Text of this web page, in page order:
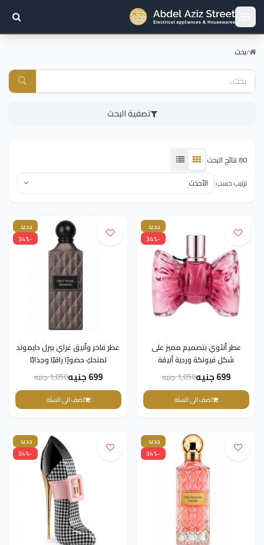
/بحث
تصفية البحث
80 نتائج البحث
ترتيب حسب:
جديد
-34%
عطر أنثوي بتصميم مميز على
شكل فيونكة وردية أنيقة
699 جنيه 1,050 جنيه
اضف الى السلة
جديد
-34%
عطر فاخر وأنيق غراي بيرل دايموند
تمنحكِ حضورًا راقيًا وجذابًا
699 جنيه 1,050 جنيه
اضف الى السلة
جديد
-34%
جديد
-34%